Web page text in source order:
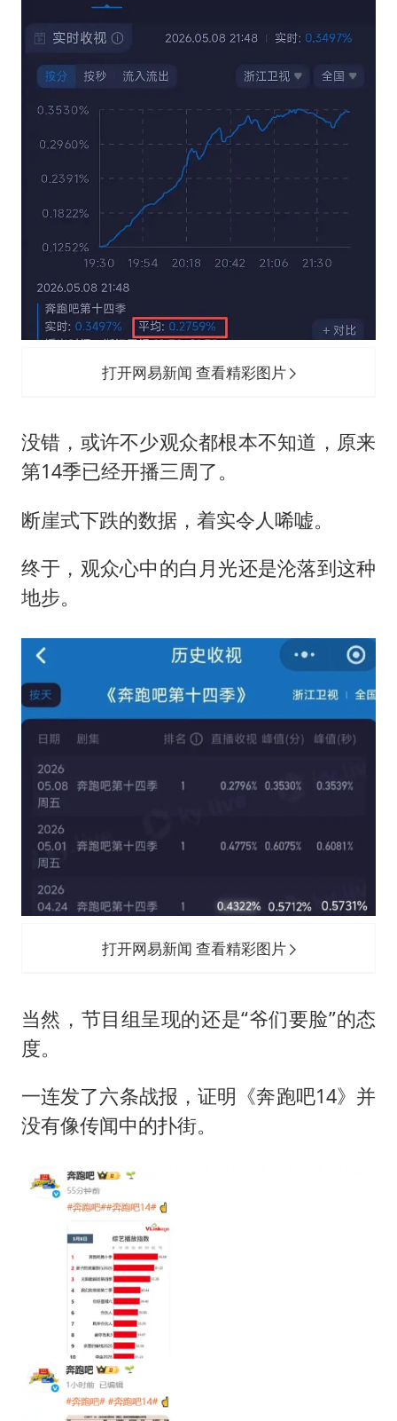
打开网易新闻 查看精彩图片
没错，或许不少观众都根本不知道，原来
第14季已经开播三周了。
断崖式下跌的数据，着实令人唏嘘。
终于，观众心中的白月光还是沦落到这种
地步。
打开网易新闻 查看精彩图片
当然，节目组呈现的还是“爷们要脸”的态
度。
一连发了六条战报，证明《奔跑吧14》并
没有像传闻中的扑街。